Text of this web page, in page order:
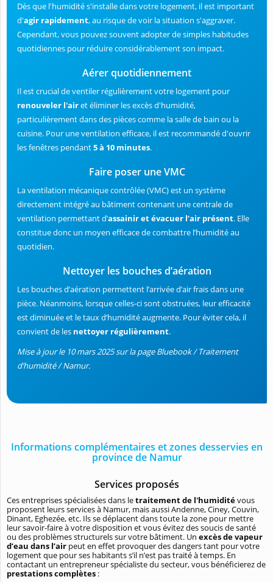
Dès que l'humidité s'installe dans votre logement, il est important
d'agir rapidement, au risque de voir la situation s'aggraver.
Cependant, vous pouvez souvent adopter de simples habitudes
quotidiennes pour réduire considérablement son impact.
Aérer quotidiennement
Il est crucial de ventiler régulièrement votre logement pour
renouveler l'airet éliminer les excès d'humidité,
particulièrement dans des pièces comme la salle de bain ou la
cuisine. Pour une ventilation efficace, il est recommandé d'ouvrir
les fenêtres pendant5 à 10 minutes.
Faire poser une VMC
La ventilation mécanique contrôlée (VMC) est un système
directement intégré au bâtiment contenant une centrale de
ventilation permettant d’assainir et évacuer l’air présent. Elle
constitue donc un moyen efficace de combattre l’humidité au
quotidien.
Nettoyer les bouches d’aération
Les bouches d’aération permettent l’arrivée d’air frais dans une
pièce. Néanmoins, lorsque celles-ci sont obstruées, leur efficacité
est diminuée et le taux d’humidité augmente. Pour éviter cela, il
convient de les nettoyer régulièrement.
Mise à jour le 10 mars 2025 sur la page Bluebook / Traitement
d’humidité / Namur.
Informations complémentaires et zones desservies en
province de Namur
Services proposés
Ces entreprises spécialisées dans letraitement de l'humiditévous
proposent leurs services à Namur, mais aussi Andenne, Ciney, Couvin,
Dinant, Eghezée, etc. Ils se déplacent dans toute la zone pour mettre
leur savoir-faire à votre disposition et vous évitez des soucis de santé
ou des problèmes structurels sur votre bâtiment. Un excès de vapeur
d’eau dans l’air peut en effet provoquer des dangers tant pour votre
logement que pour ses habitants s’il n’est pas traité à temps. En
contactant un entrepreneur spécialiste du secteur, vous bénéficierez de
prestations complètes :